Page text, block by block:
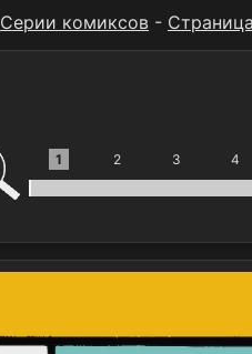
Серии комиксов -
1 2 3 4